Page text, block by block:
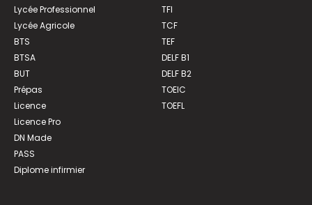
Lycée Professionnel
Lycée Agricole
BTS
BTSA
BUT
Prépas
Licence
Licence Pro
DN Made
PASS
Diplome infirmier
TFI
TCF
TEF
DELF B1
DELF B2
TOEIC
TOEFL